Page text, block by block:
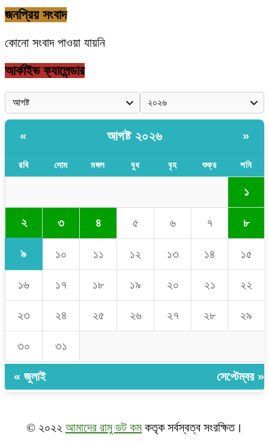
জনপ্রিয় সংবাদ
কোনো সংবাদ পাওয়া যায়নি
আর্কাইভ ক্যালেন্ডার
« আগষ্ট ২০২৬ »
রবি সোম মঙ্গল বুধ বৃহ শুক্র শনি
১
২ ৩ ৪ ৫ ৬ ৭ ৮
৯ ১০ ১১ ১২ ১৩ ১৪ ১৫
১৬ ১৭ ১৮ ১৯ ২০ ২১ ২২
২৩ ২৪ ২৫ ২৬ ২৭ ২৮ ২৯
৩০ ৩১
« জুলাই সেপ্টেম্বর »
© ২০২২ আমাদের রামু ডট কমকতৃক সর্বস্বত্ব সংরক্ষিত।